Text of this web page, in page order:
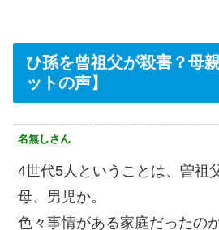
ひ孫を曾祖父が殺害？母
ットの声】
名無しさん
4世代5人ということは、曽祖
母、男児か。
色々事情がある家庭だったのか